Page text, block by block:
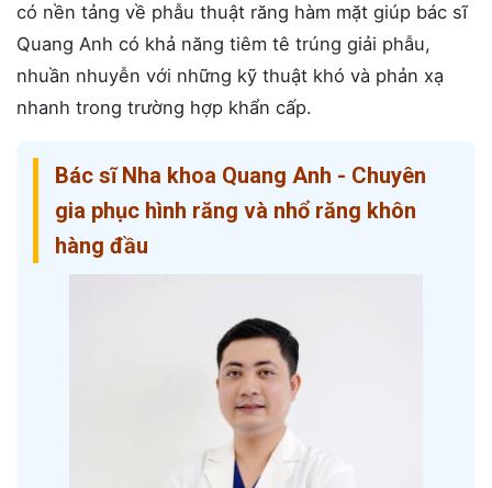
có nền tảng về phẫu thuật răng hàm mặt giúp bác sĩ
Quang Anh có khả năng tiêm tê trúng giải phẫu,
nhuần nhuyễn với những kỹ thuật khó và phản xạ
nhanh trong trường hợp khẩn cấp.
Bác sĩ Nha khoa Quang Anh - Chuyên
gia phục hình răng và nhổ răng khôn
hàng đầu